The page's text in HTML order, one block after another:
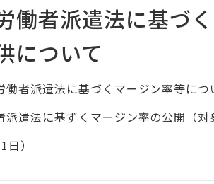
働者派遣法に基づ
について
働者派遣法に基づくマージン率等に
派遣法に基ずくマージン率の公開
日）